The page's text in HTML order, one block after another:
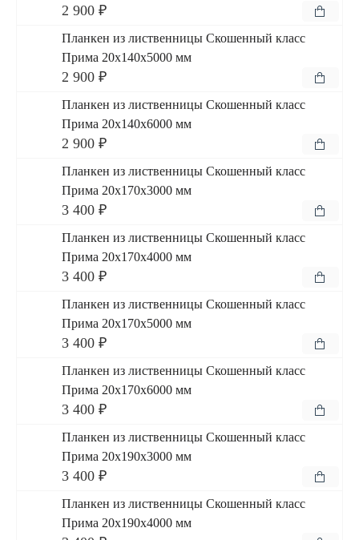
2 900 ₽
Планкен из лиственницы Скошенный класс
Прима 20x140x5000 мм
2 900 ₽
Планкен из лиственницы Скошенный класс
Прима 20x140x6000 мм
2 900 ₽
Планкен из лиственницы Скошенный класс
Прима 20x170x3000 мм
3 400 ₽
Планкен из лиственницы Скошенный класс
Прима 20x170x4000 мм
3 400 ₽
Планкен из лиственницы Скошенный класс
Прима 20x170x5000 мм
3 400 ₽
Планкен из лиственницы Скошенный класс
Прима 20x170x6000 мм
3 400 ₽
Планкен из лиственницы Скошенный класс
Прима 20x190x3000 мм
3 400 ₽
Планкен из лиственницы Скошенный класс
Прима 20x190x4000 мм